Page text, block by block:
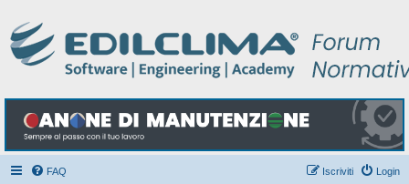
FAQ Login
Iscriviti